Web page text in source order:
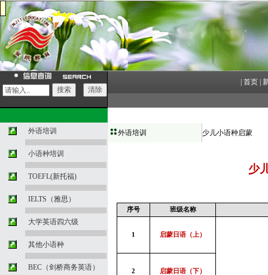
首页
外语培训
小语种培训
TOEFL(新托福)
IELTS（雅思）
大学英语四六级
其他小语种
BEC（剑桥商务英语）
外语培训 少儿小语种启蒙
少
序号 班级名称
1 启蒙日语（上）
2 启蒙日语（下）